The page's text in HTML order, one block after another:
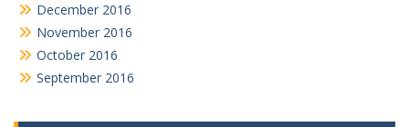
December 2016
November 2016
October 2016
September 2016